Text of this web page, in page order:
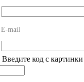
E-mail
код с картинки